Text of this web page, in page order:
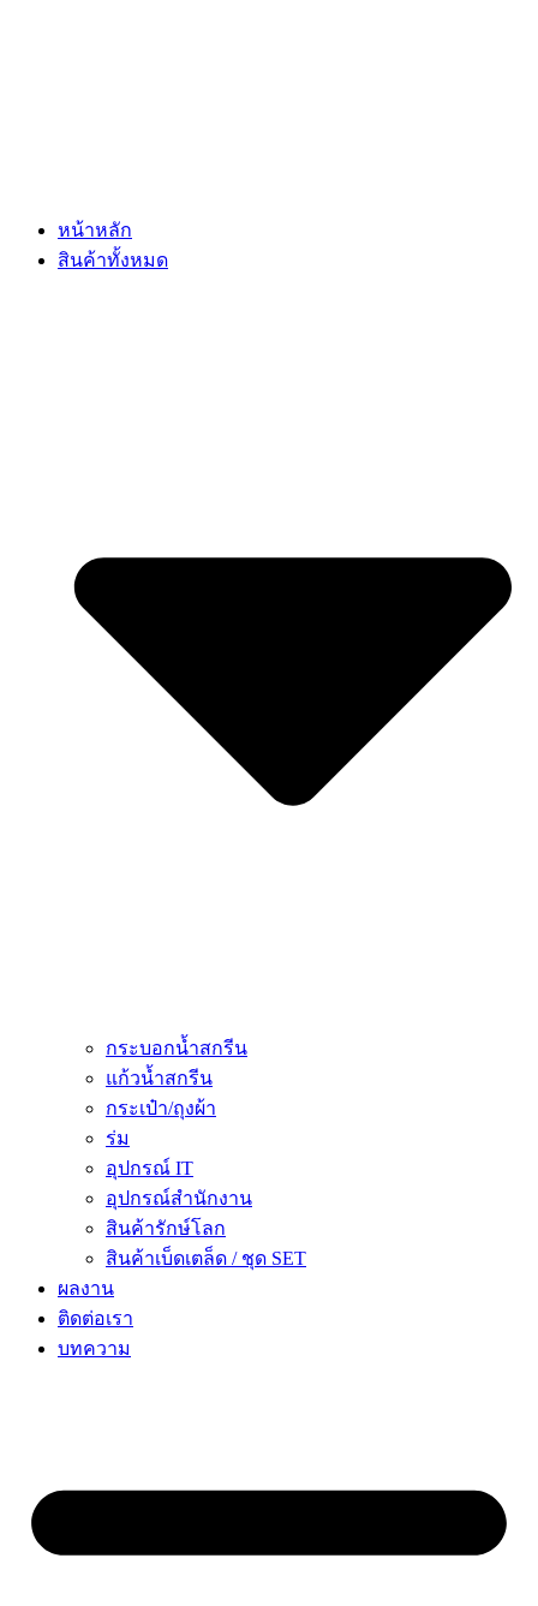
หน้าหลัก
สินค้าทั้งหมด
กระบอกน้ำสกรีน
แก้วน้ำสกรีน
กระเป๋า/ถุงผ้า
ร่ม
อุปกรณ์ IT
อุปกรณ์สำนักงาน
สินค้ารักษ์โลก
สินค้าเบ็ดเตล็ด / ชุด SET
ผลงาน
ติดต่อเรา
บทความ